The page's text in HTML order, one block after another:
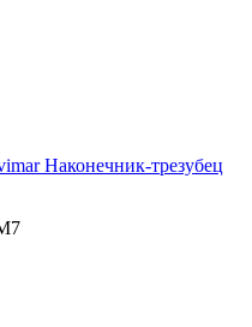
Наконечник-трезубец